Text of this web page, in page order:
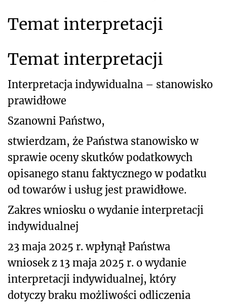
Temat interpretacji
Temat interpretacji
Interpretacja indywidualna – stanowisko
prawidłowe
Szanowni Państwo,
stwierdzam, że Państwa stanowisko w
sprawie oceny skutków podatkowych
opisanego stanu faktycznego w podatku
od towarów i usług jest prawidłowe.
Zakres wniosku o wydanie interpretacji
indywidualnej
23 maja 2025 r. wpłynął Państwa
wniosek z 13 maja 2025 r. o wydanie
interpretacji indywidualnej, który
dotyczy braku możliwości odliczenia